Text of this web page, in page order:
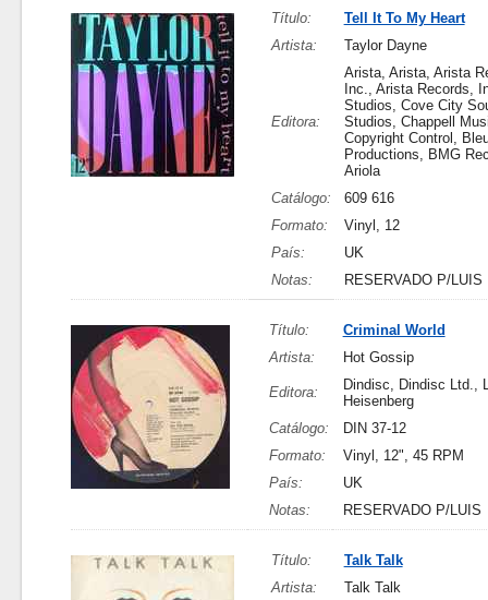
Título:
Tell It To My Heart
Artista:
Taylor Dayne
Editora:
Arista, Arista, Arista
Inc., Arista Records,
Studios, Cove City
Studios, Chappell
Copyright Control,
Productions, BMG
Ariola
Catálogo:
609 616
Formato:
Vinyl, 12
País:
UK
Notas:
RESERVADO P/LUIS
Título:
Criminal World
Artista:
Hot Gossip
Editora:
Dindisc, Dindisc Ltd.,
Heisenberg
Catálogo:
DIN 37-12
Formato:
Vinyl, 12", 45 RPM
País:
UK
Notas:
RESERVADO P/LUIS
Título:
Talk Talk
Artista:
Talk Talk